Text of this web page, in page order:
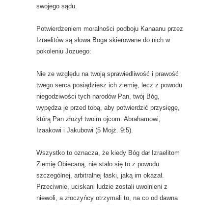
swojego sądu.
Potwierdzeniem moralności podboju Kanaanu przez
Izraelitów są słowa Boga skierowane do nich w
pokoleniu Jozuego:
Nie ze względu na twoją sprawiedliwość i prawość
twego serca posiądziesz ich ziemię, lecz z powodu
niegodziwości tych narodów Pan, twój Bóg,
wypędza je przed tobą, aby potwierdzić przysięgę,
którą Pan złożył twoim ojcom: Abrahamowi,
Izaakowi i Jakubowi (5 Mojż. 9:5).
Wszystko to oznacza, że ​​kiedy Bóg dał Izraelitom
Ziemię Obiecaną, nie stało się to z powodu
szczególnej, arbitralnej łaski, jaką im okazał.
Przeciwnie, uciskani ludzie zostali uwolnieni z
niewoli, a złoczyńcy otrzymali to, na co od dawna